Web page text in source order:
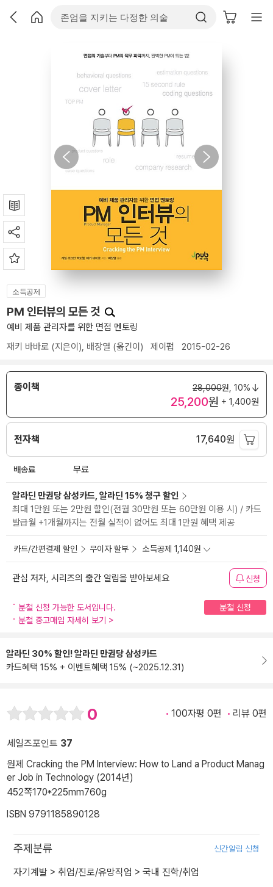
소득공제
PM 인터뷰의 모든 것
예비 제품 관리자를 위한 면접 멘토링
재키 바바로 (지은이), 배장열 (옮긴이) 제이펍 2015-02-26
종이책 28,000원, 10%
25,200원 + 1,400원
전자책 17,640원
배송료 무료
알라딘 만권당 삼성카드, 알라딘 15% 청구 할인
최대 1만원 또는 2만원 할인(전월 30만원 또는 60만원 이용 시) / 카드
발급월 +1개월까지는 전월 실적이 없어도 최대 1만원 혜택 제공
카드/간편결제 할인 무이자 할부 소득공제 1,140원
관심 저자, 시리즈의 출간 알림을 받아보세요 신청
분철 신청 가능한 도서입니다.
분철 신청
분철 중고매입 자세히 보기 >
알라딘 30% 할인! 알라딘 만권당 삼성카드
카드혜택 15% + 이벤트혜택 15% (~2025.12.31)
0 100자평 0편 리뷰 0편
세일즈포인트 37
원제 Cracking the PM Interview: How to Land a Product Manag
er Job in Technology (2014년)
452쪽170*225mm760g
ISBN 9791185890128
주제분류 신간알림 신청
자기계발 > 취업/진로/유망직업 > 국내 진학/취업